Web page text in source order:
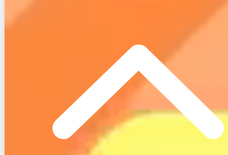
３. Nプラン光インターネッ
トのメリット・デメリット
これまでの調査結果を踏まえて、Nプラン光のメリッ
ト・デメリットをまとめました。
３−１.Nプラン光のメリット